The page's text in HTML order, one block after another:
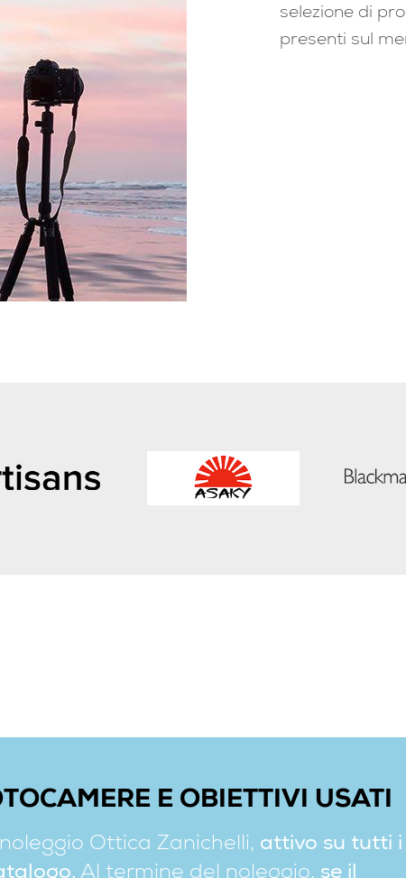
selezione di
presenti sul
E OBIETTIVI USATI
Ottica Zanichelli, attivo su tutti i